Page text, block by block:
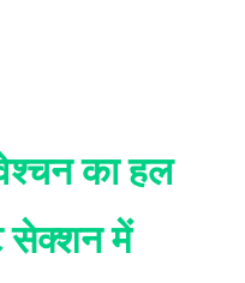
का हल
सेक्शन में